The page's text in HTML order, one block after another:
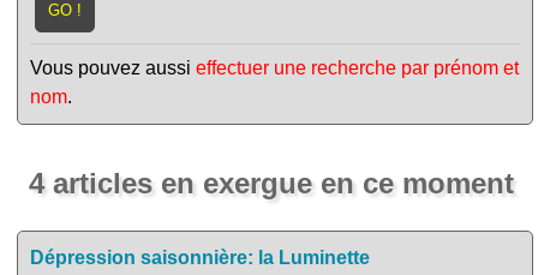
Vous pouvez aussieffectuer une recherche par prénom et
nom.
4 articles en exergue en ce moment
Dépression saisonnière: la Luminette